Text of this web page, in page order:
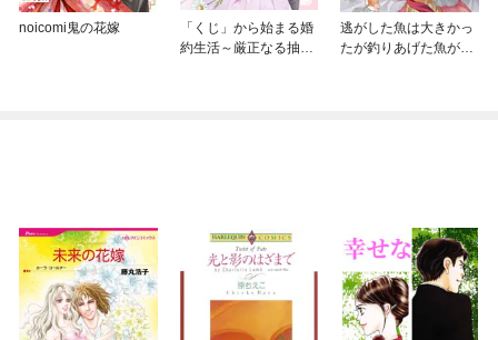
noicomi鬼の花嫁
「くじ」から始まる婚
約生活～厳正なる抽選
逃がした魚は大きかっ
たが釣りあげた魚が大